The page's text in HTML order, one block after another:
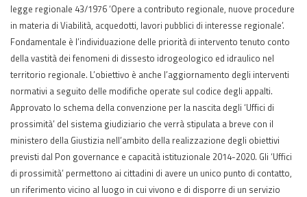
legge regionale 43/1976 ‘Opere a contributo regionale, nuove procedure
in materia di Viabilità, acquedotti, lavori pubblici di interesse regionale’.
Fondamentale è l’individuazione delle priorità di intervento tenuto conto
della vastità dei fenomeni di dissesto idrogeologico ed idraulico nel
territorio regionale. L’obiettivo è anche l’aggiornamento degli interventi
normativi a seguito delle modifiche operate sul codice degli appalti.
Approvato lo schema della convenzione per la nascita degli ‘Uffici di
prossimità’ del sistema giudiziario che verrà stipulata a breve con il
ministero della Giustizia nell’ambito della realizzazione degli obiettivi
previsti dal Pon governance e capacità istituzionale 2014-2020. Gli ‘Uffici
di prossimità’ permettono ai cittadini di avere un unico punto di contatto,
un riferimento vicino al luogo in cui vivono e di disporre di un servizio